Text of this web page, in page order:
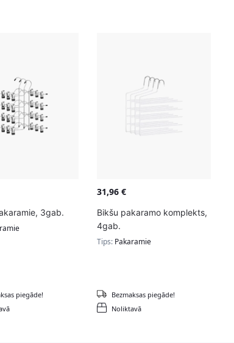
3gab.
piegāde!
31,96€
Bikšu pakaramo komplekts,
4gab.
Tips: Pakaramie
Noliktavā
Bezmaksas piegāde!